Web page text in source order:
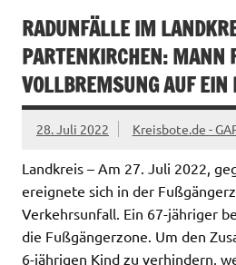
RADUNFÄLLE IM
PARTENKIRCHEN: MANN
VOLLBREMSUNG AUF EIN
28. Juli 2022 Kreisbote.de -
Landkreis – Am 27. Juli 2022,
ereignete sich in der
Verkehrsunfall. Ein 67-jähriger
die Fußgängerzone. Um den
6-jährigen Kind zu verhindern,